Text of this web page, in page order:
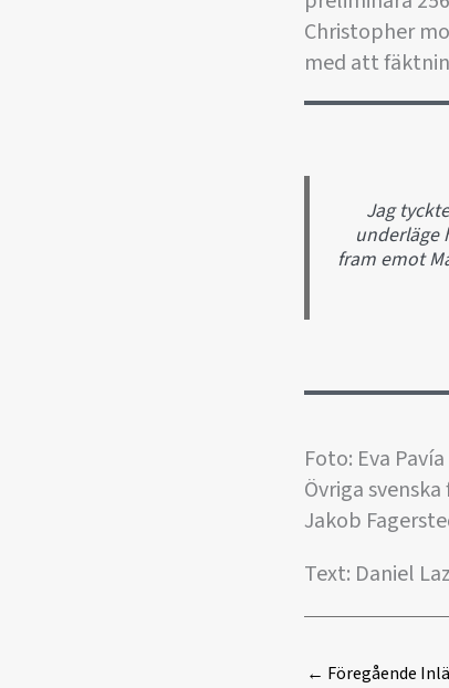
Christopher
med att
Jag
underläge
fram emot
Foto: Eva
Övriga
Jakob
Text: Daniel
← Föregående